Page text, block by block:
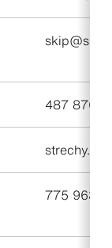
487 876
775 963